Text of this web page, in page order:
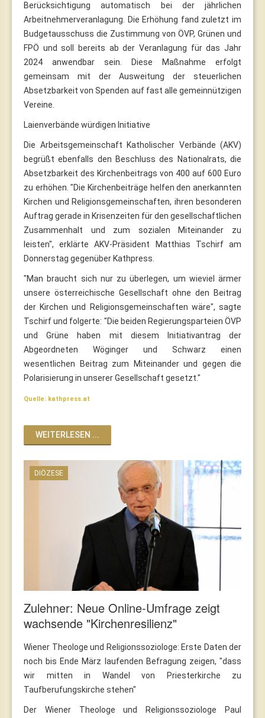
Berücksichtigung automatisch bei der jährlichen
Arbeitnehmerveranlagung. Die Erhöhung fand zuletzt im
Budgetausschuss die Zustimmung von ÖVP, Grünen und
FPÖ und soll bereits ab der Veranlagung für das Jahr
2024 anwendbar sein. Diese Maßnahme erfolgt
gemeinsam mit der Ausweitung der steuerlichen
Absetzbarkeit von Spenden auf fast alle gemeinnützigen
Vereine.
Laienverbände würdigen Initiative
Die Arbeitsgemeinschaft Katholischer Verbände (AKV)
begrüßt ebenfalls den Beschluss des Nationalrats, die
Absetzbarkeit des Kirchenbeitrags von 400 auf 600 Euro
zu erhöhen. "Die Kirchenbeiträge helfen den anerkannten
Kirchen und Religionsgemeinschaften, ihren besonderen
Auftrag gerade in Krisenzeiten für den gesellschaftlichen
Zusammenhalt und zum sozialen Miteinander zu
leisten", erklärte AKV-Präsident Matthias Tschirf am
Donnerstag gegenüber Kathpress.
"Man braucht sich nur zu überlegen, um wieviel ärmer
unsere österreichische Gesellschaft ohne den Beitrag
der Kirchen und Religionsgemeinschaften wäre", sagte
Tschirf und folgerte: "Die beiden Regierungsparteien ÖVP
und Grüne haben mit diesem Initiativantrag der
Abgeordneten Wöginger und Schwarz einen
wesentlichen Beitrag zum Miteinander und gegen die
Polarisierung in unserer Gesellschaft gesetzt."
Quelle: kathpress.at
WEITERLESEN ...
DIÖZESE
Zulehner: Neue Online-Umfrage zeigt
wachsende "Kirchenresilienz"
Wiener Theologe und Religionssoziologe: Erste Daten der
noch bis Ende März laufenden Befragung zeigen, "dass
wir mitten in Wandel von Priesterkirche zu
Taufberufungskirche stehen"
Der Wiener Theologe und Religionssoziologe Paul